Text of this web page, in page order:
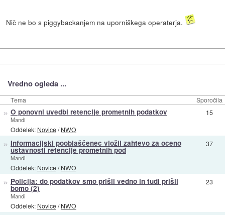
Nič ne bo s piggybackanjem na uporniškega operaterja.
Vredno ogleda ...
Tema Sporočila
» O ponovni uvedbi retencije prometnih podatkov
Mandi
Oddelek: Novice/NWO
15
» Informacijski pooblaščenec vložil zahtevo za oceno
ustavnosti retencije prometnih pod
Mandi
Oddelek: Novice/NWO
37
» Policija: do podatkov smo prišli vedno in tudi prišli
bomo (2)
Mandi
Oddelek: Novice/NWO
23